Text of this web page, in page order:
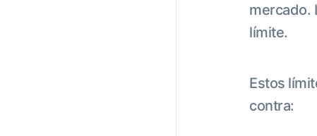
mercado.
límite.
Estos
contra: